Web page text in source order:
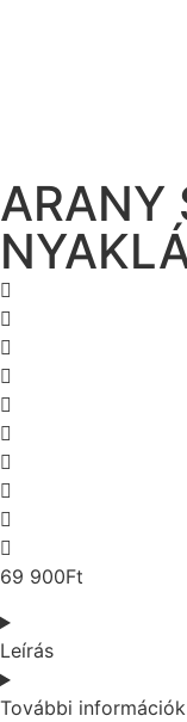
ARANY
69 900Ft
Leírás
További információk